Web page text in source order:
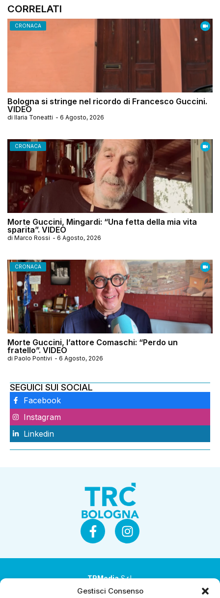
Gestisci Consenso
CORRELATI
CRONACA
Bologna si stringe nel ricordo di Francesco Guccini.
VIDEO
di Ilaria Toneatti - 6 Agosto, 2026
CRONACA
Morte Guccini, Mingardi: “Una fetta della mia vita
sparita”. VIDEO
di Marco Rossi - 6 Agosto, 2026
CRONACA
Morte Guccini, l’attore Comaschi: “Perdo un
fratello”. VIDEO
di Paolo Pontivi - 6 Agosto, 2026
SEGUICI SUI SOCIAL
Facebook
Instagram
Linkedin
TRMediaS.r.l.
Società a socio unico